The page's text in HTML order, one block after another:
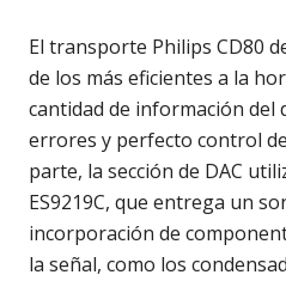
El transporte Philips CD80
de los más eficientes a la
cantidad de información del
errores y perfecto control
parte, la sección de DAC
ES9219C, que entrega un
incorporación de
la señal, como los